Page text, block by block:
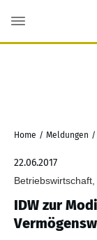
Home / Meldungen /
22.06.2017
IDW zur